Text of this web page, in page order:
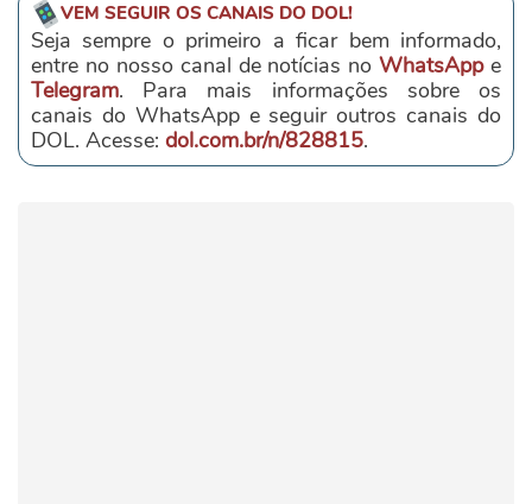
VEM SEGUIR OS CANAIS DO DOL!
Seja sempre o primeiro a ficar bem informado,
entre no nosso canal de notícias noWhatsAppe
Telegram. Para mais informações sobre os
canais do WhatsApp e seguir outros canais do
DOL. Acesse: dol.com.br/n/828815.